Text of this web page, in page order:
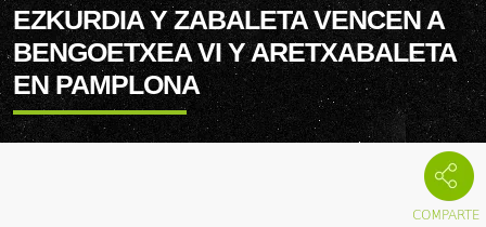
EZKURDIA Y ZABALETA VENCEN A
BENGOETXEA VI Y ARETXABALETA
EN PAMPLONA